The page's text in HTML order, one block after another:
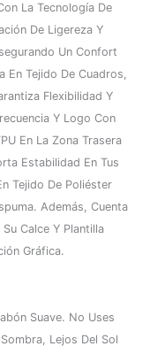
La Tecnología De
De Ligereza Y
Un Confort
En Tejido De Cuadros,
Flexibilidad Y
Y Logo Con
En La Zona Trasera
Estabilidad En Tus
Tejido De Poliéster
Además, Cuenta
Calce Y Plantilla
Gráfica.
Suave. No Uses
Lejos Del Sol